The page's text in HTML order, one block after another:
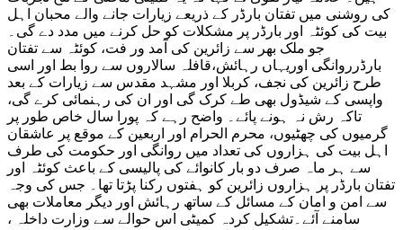
کی روشنی میں تفتان بارڈر کے ذریعے زیارات جانے والے محبان اہل
بیت کی کوئٹہ اور بارڈر پر مشکلات کو حل کرنے میں مدد دے گی۔
جو ملک بھر سے زائرین کی آمد ور فت، کوئٹہ سے تفتان
بارڈرروانگی اوریہاں رہائش،قافلہ سالاروں سے روا بط اور اسی
طرح زائرین کی نجف، کربلا اور مشہد مقدس سے زیارات کے بعد
واپسی کے شیڈول بھی طے کرک گی اور ان کی رہنمائی کرے گی،
تاکہ رش نہ ہونے پائے۔ واضح رہے کہ پورا سال خاص طور پر
گرمیوں کی چھٹیوں، محرم الحرام اور اربعین کے موقع پر عاشقان
اہل بیت کی ہزاروں کی تعداد میں روانگی اور حکومت کی طرف
سے ہر ماہ صرف دو بار کانوائے کی پالیسی کے باعث کوئٹہ اور
تفتان بارڈر پر ہزاروں زائرین کو ہفتوں رکنا پڑتا تھا۔ جس کی وجہ
سے امن و امان کے مسائل کے ساتھ رہائش اور دیگر معاملات بھی
سامنے آئے۔تشکیل کردہ کمیٹی اس حوالے سے وزارت داخلہ ،